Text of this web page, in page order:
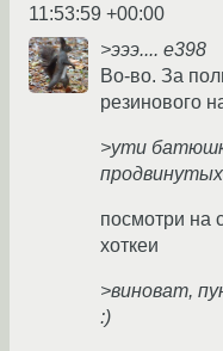
11:53:59 +00:00
>эээ.... e398
Во-во. За
резинового
>ути
посмотри на
хоткеи
>виноват,
:)